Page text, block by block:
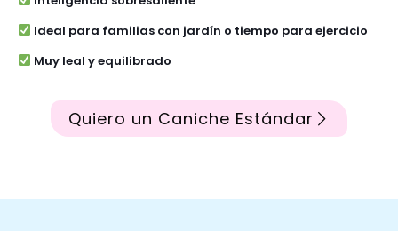
Ideal para familias con jardín o tiempo para ejercicio
Muy leal y equilibrado
Quiero un Caniche Estándar